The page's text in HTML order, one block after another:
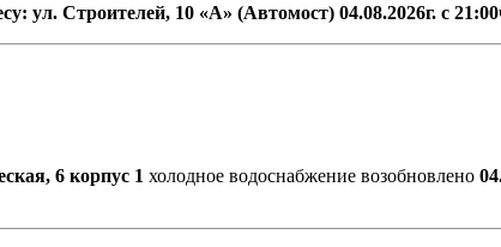
ул. Строителей, 10 «А» (Автомост) 04.08.2026г. с
6 корпус 1 холодное водоснабжение возобновлено